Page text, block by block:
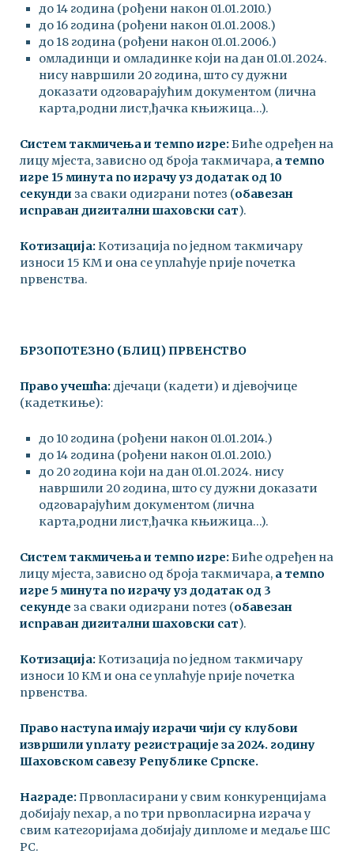
до 14 година (рођени након 01.01.2010.)
до 16 година (рођени након 01.01.2008.)
до 18 година (рођени након 01.01.2006.)
омладинци и омладинке који на дан 01.01.2024.
нису навршили 20 година, што су дужни
доказати одговарајућим документом (лична
карта,родни лист,ђачка књижица…).
Систем такмичења и темпо игре:Биће одређен на
лицу мјеста, зависно од броја такмичара, а темпо
игре 15 минута по играчу уз додатак од 10
секунди за сваки одиграни потез (обавезан
исправан дигитални шаховски сат).
Котизација:Котизација по једном такмичару
износи 15 КМ и она се уплаћује прије почетка
првенства.
БРЗОПОТЕЗНО (БЛИЦ) ПРВЕНСТВО
Право учешћа:дјечаци (кадети) и дјевојчице
(кадеткиње):
до 10 година (рођени након 01.01.2014.)
до 14 година (рођени након 01.01.2010.)
до 20 година који на дан 01.01.2024. нису
навршили 20 година, што су дужни доказати
одговарајућим документом (лична
карта,родни лист,ђачка књижица…).
Систем такмичења и темпо игре:Биће одређен на
лицу мјеста, зависно од броја такмичара, а темпо
игре 5 минута по играчу уз додатак од 3
секунде за сваки одиграни потез (обавезан
исправан дигитални шаховски сат).
Котизација:Котизација по једном такмичару
износи 10 КМ и она се уплаћује прије почетка
првенства.
Право наступа имају играчи чији су клубови
извршили уплату регистрације за 2024. годину
Шаховском савезу Републике Српске.
Награде:Првопласирани у свим конкуренцијама
добијају пехар, а по три првопласирна играча у
свим категоријама добијају дипломе и медаље ШС
РС.